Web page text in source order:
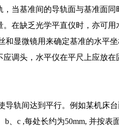
当基准间的导轨面与基准面
在缺乏光学平直仪时，亦可
和显微镜用来确定基准的水平
调头，水平仪在平尺上应放
导轨间达到平行。例如某机床
b、c ,每处长约为50mm, 并按